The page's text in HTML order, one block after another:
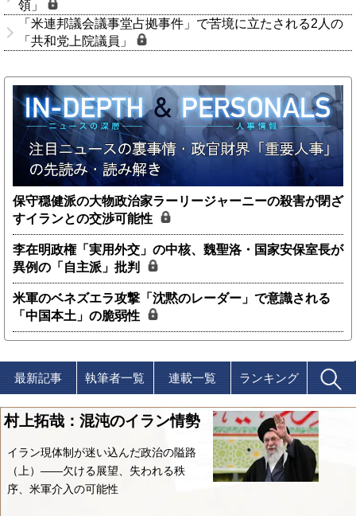
領」
「米連邦議会議事堂占拠事件」で苦境に立たされる2人の
「共和党上院議員」
保守穏健派の大物政治家ラーリージャーニーの殺害が閉ざ
すイランとの交渉可能性
李在明政権「実用外交」の中核、魏聖洛・国家安保室長が
異例の「自主派」批判
米軍のベネズエラ攻撃「沈黙のレーダー」で意識される
「中国本土」の脆弱性
最新記事 執筆者一覧 連載一覧 ランキング
村上拓哉：混沌のイラン情勢
イラン現体制が迷い込んだ政治の隘路
（上）――欠ける展望、失われる秩
序、米軍介入の可能性